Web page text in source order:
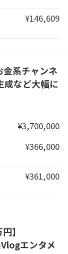
¥146,609
金系チャンネ
成など大幅に
¥3,700,000
¥366,000
¥361,000
】
エンタメ